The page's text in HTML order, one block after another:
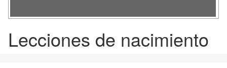
Lecciones de nacimiento